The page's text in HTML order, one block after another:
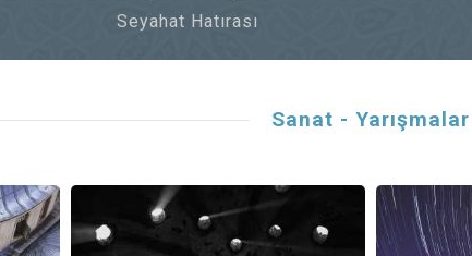
Seyahat Hatırası
Sanat - Yarışmalar